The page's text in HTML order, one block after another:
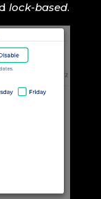
lock-based.